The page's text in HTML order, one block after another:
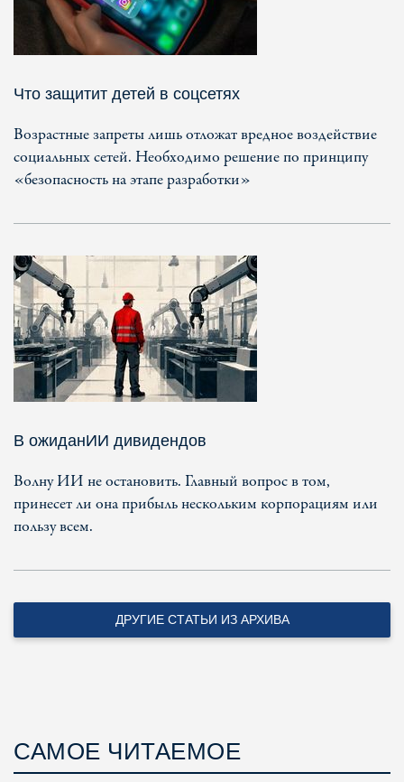
Что защитит детей в соцсетях
Возрастные запреты лишь отложат вредное воздействие
социальных сетей. Необходимо решение по принципу
«безопасность на этапе разработки»
В ожиданИИ дивидендов
Волну ИИ не остановить. Главный вопрос в том,
принесет ли она прибыль нескольким корпорациям или
пользу всем.
ДРУГИЕ СТАТЬИ ИЗ АРХИВА
САМОЕ ЧИТАЕМОЕ